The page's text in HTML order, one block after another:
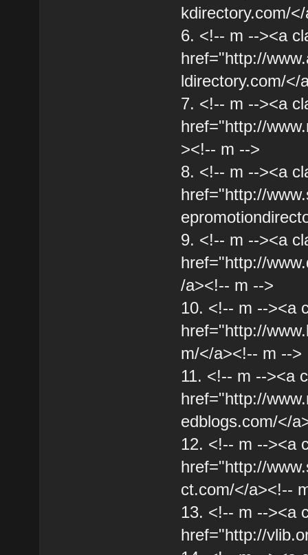
kdirectory.com/
6. <!-- m --><a
href="http://
ldirectory.com/</
7. <!-- m --><a
href="http://
><!-- m -->
8. <!-- m --><a
href="http://
9. <!-- m --><a
href="http://
/a><!-- m -->
10. <!-- m --><a
href="http://
m/</a><!-- m -->
11. <!-- m --><a
href="http://
edblogs.com/</
12. <!-- m --><a
href="http://
ct.com/</a><!--
13. <!-- m --><a
href="http://